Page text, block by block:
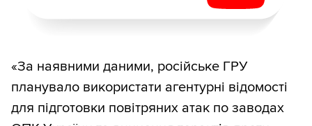
«За наявними даними, російське ГРУ
планувало використати агентурні відомості
для підготовки повітряних атак по заводах